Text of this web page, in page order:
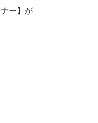
ー】が